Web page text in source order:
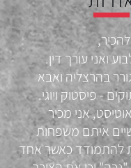
ואני עורך דין.
בהרצליה ואבא
- פיסטוק ויוגי.
אני מכיר
איתם משפחות
להתמודד כאשר אחד